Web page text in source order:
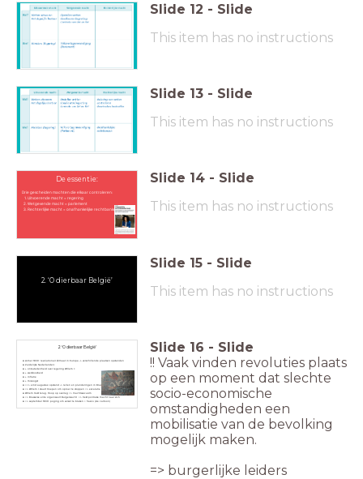
Slide 12 - Slide
This item has no instructions
Slide 13 - Slide
This item has no instructions
De essentie:
Drie gescheiden machten die elkaar controleren:
Uitvoerende macht = regering
Wetgevende macht = parlement
Rechterlijke macht = onafhankelijke rechtbanken
Slide 14 - Slide
This item has no instructions
2. ‘O dierbaar België’
Slide 15 - Slide
This item has no instructions
2 ‘O dierbaar België’
zomer 1830: revolutionair klimaat in Europa -> verschillende plaatsen opstanden
Zuidelijke Nederlanden:
+ ontevredenheid over regering Willem I:
+ werkloosheid
+ inflatie
+ misoogst
==> eind augustus: opstand -> rellen en plunderingen in Brussel
=> Willem I stuurt troepen om oproer te stoppen => escalatie
Willem trekt terug. Hoop op overleg => machtsvacuüm
=> Brusselse elite organiseert Burgerwacht => trekt politieke macht naar zich
=> september 1830: poging om verzet te breken = fiasco (zie cartoon)
Slide 16 - Slide
!! Vaak vinden revoluties plaats
op een moment dat slechte
socio-economische
omstandigheden een
mobilisatie van de bevolking
mogelijk maken.
=> burgerlijke leiders